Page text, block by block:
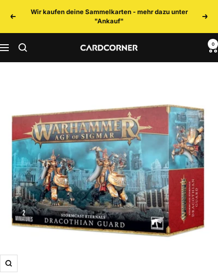
zumZurück
Wir kaufen deine Sammelkarten - mehr dazu unter
"Ankauf"
Navigation CARDCORNER 0
Zoom